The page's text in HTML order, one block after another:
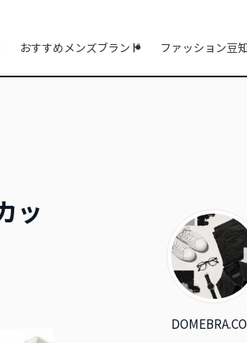
おすすめメンズブランド ファッション豆
ッ